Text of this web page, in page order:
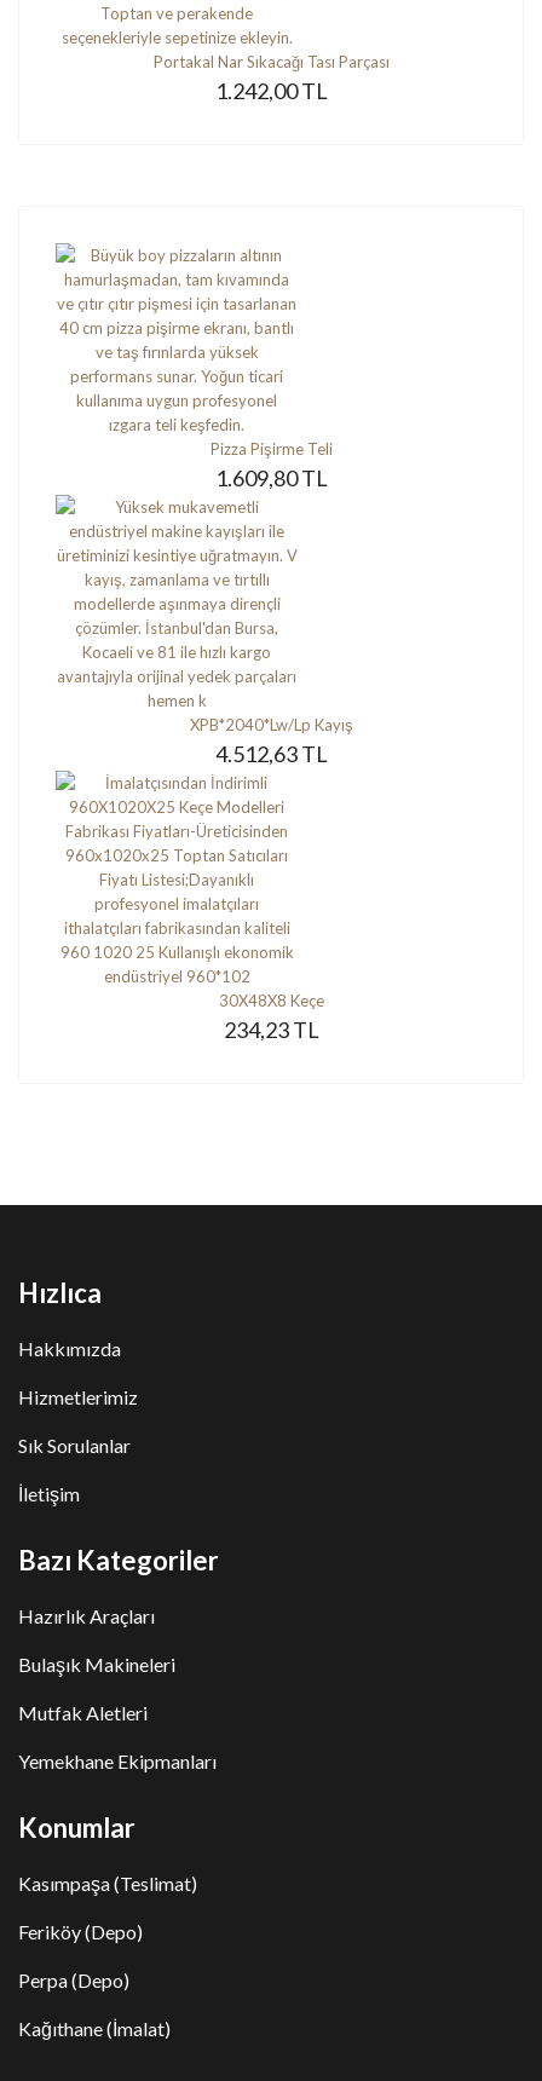
Portakal Nar Sıkacağı Tası Parçası
1.242,00 TL
Pizza Pişirme Teli
1.609,80 TL
XPB*2040*Lw/Lp Kayış
4.512,63 TL
30X48X8 Keçe
234,23 TL
Hızlıca
Hakkımızda
Hizmetlerimiz
Sık Sorulanlar
İletişim
Bazı Kategoriler
Hazırlık Araçları
Bulaşık Makineleri
Mutfak Aletleri
Yemekhane Ekipmanları
Konumlar
Kasımpaşa (Teslimat)
Feriköy (Depo)
Perpa (Depo)
Kağıthane (İmalat)